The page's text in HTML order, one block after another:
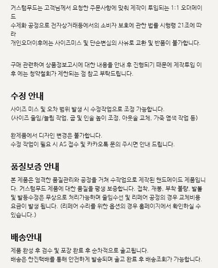
커스텀무드는 고객님께서 요청한 주문사항에 맞춰 제작이 투입되는 1:1 오더메이
드
수제화 공정으로 전자상거래등에서의 소비자 보호에 관한 법률 시행령 21조에 따
라
개인오더이후에는 사이즈미스 및 단순변심의 사유로 교환 및 반품이 불가합니다.
구매 관련하여 상품정보고시에 대한 내용을 안내 후 진행되기 때문에 제작투입 이
후 에는 청약철회가 제한되는 점 참고 부탁드립니다.
수정 안내
사이즈 미스 및 오차 범위 발생 시 수정작업으로 조정 가능합니다.
(사이즈 줄임/늘림 작업, 굽 및 인솔 높이 조정, 아웃솔 교체, 가죽 염색 작업 등)
완제품에서 디자인 변경은 불가합니다.
수정 작업이 필요 시 AS 접수 및 카카오톡 문의 주시면 안내 드립니다.
품질보증 안내
본 제품은 엄격한 품질관리와 공정을 거쳐 수작업으로 제작된 핸드메이드 제품입니
다. 커스텀무드 제품에 대한 품질을 평생 보증합니다. 접착, 재봉, 부착 불량, 발볼
및 발등수정은 무상으로 처리가능하며 줄임수선 및 리페어 공정의 경우 교체비용
요금이 발생 됩니다. (리페어 수리를 위한 옵션의 경우 홈페이지에서 확인하실 수
있습니다.)
배송안내
제품 완성 후 검수 및 포장 완료 후 순차적으로 출고됩니다.
배송은 한진택배를 통해 안전하게 발송되며 출고 완료 후 배송조회가 가능합니다.